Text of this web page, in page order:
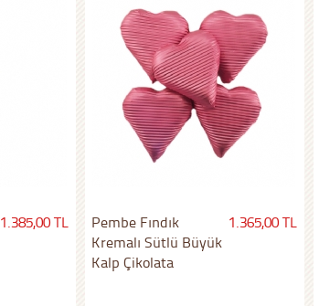
1.385,00 TL
Pembe Fındık
Kremalı Sütlü Büyük
Kalp Çikolata
1.365,00 TL